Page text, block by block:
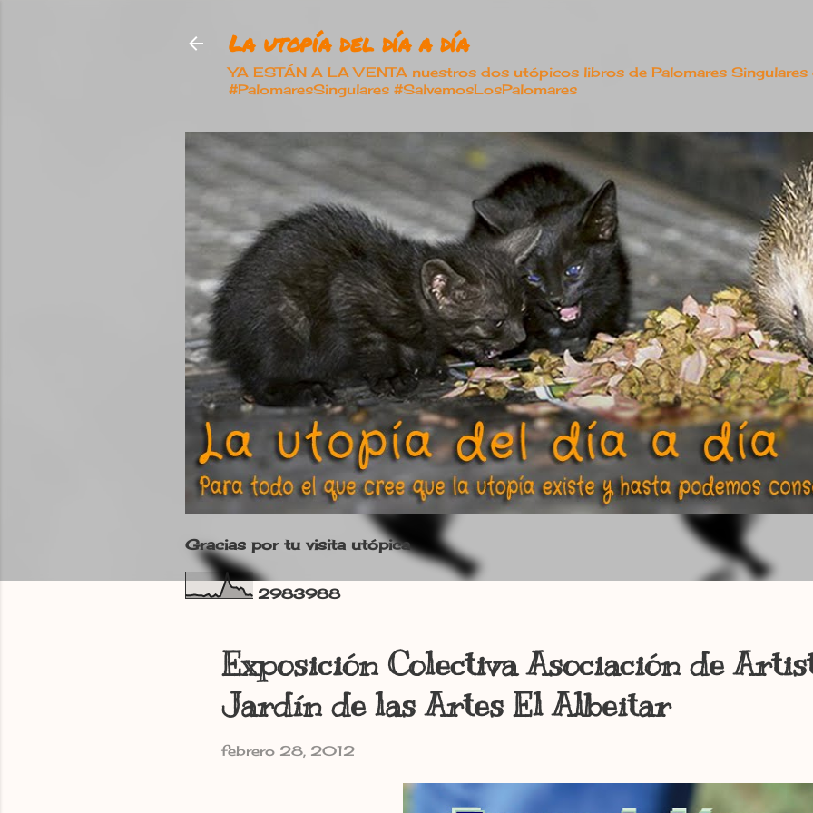
La utopía del día a día
YA ESTÁN A LA VENTA nuestros dos utópicos libros de Palomares Singulares
#PalomaresSingulares #SalvemosLosPalomares
Gracias por tu visita utópica
2983988
Exposición Colectiva Asociación de
Jardín de las Artes El Albeitar
febrero 28, 2012